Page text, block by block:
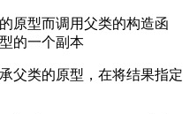
原型而调用父类的构造函
的一个副本
父类的原型，在将结果指定